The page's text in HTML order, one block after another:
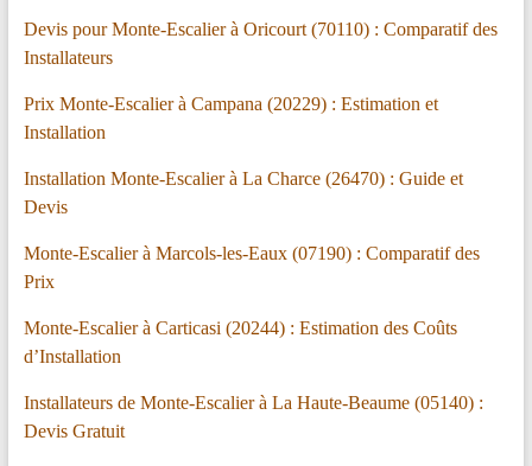
Devis pour Monte-Escalier à Oricourt (70110) : Comparatif des
Installateurs
Prix Monte-Escalier à Campana (20229) : Estimation et
Installation
Installation Monte-Escalier à La Charce (26470) : Guide et
Devis
Monte-Escalier à Marcols-les-Eaux (07190) : Comparatif des
Prix
Monte-Escalier à Carticasi (20244) : Estimation des Coûts
d’Installation
Installateurs de Monte-Escalier à La Haute-Beaume (05140) :
Devis Gratuit